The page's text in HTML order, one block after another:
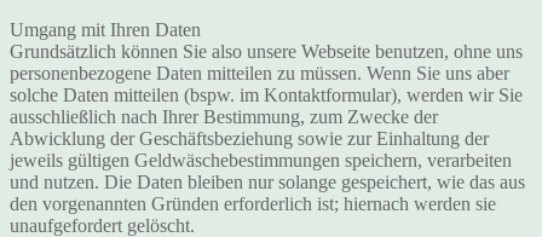
Umgang mit Ihren Daten
Grundsätzlich können Sie also unsere Webseite benutzen, ohne uns
personenbezogene Daten mitteilen zu müssen. Wenn Sie uns aber
solche Daten mitteilen (bspw. im Kontaktformular), werden wir Sie
ausschließlich nach Ihrer Bestimmung, zum Zwecke der
Abwicklung der Geschäftsbeziehung sowie zur Einhaltung der
jeweils gültigen Geldwäschebestimmungen speichern, verarbeiten
und nutzen. Die Daten bleiben nur solange gespeichert, wie das aus
den vorgenannten Gründen erforderlich ist; hiernach werden sie
unaufgefordert gelöscht.